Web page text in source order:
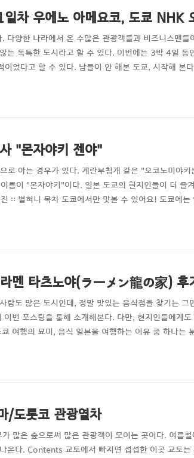
차 우에노 아메요코, 도쿄 NHK
다양한 나라에서 온 수많은 관광객들과 비즈니스맨
는 독특한 도시라고 할 수 있다. 이번에는 3박 4일 동
이었다고 할 수 있다. 남들이 안 해본 도쿄, 시작해 본
르게 차디찬 서울의 공기가 몸속으로 느껴진다. 그
"몬자야키 젠야"
로 아는 경우가 있다. 계란부침개 같은 "오코노미야
름이 "몬자야키"이다. 일본 도쿄의 현지인들이 더 즐
:: 별혀니 목차 도쿄에서만 맛볼 수 있어요! 도쿄에는
있는 음식들은 워낙 많아서 어떤 것을 선택해야 할
멘 타츠노야(ラーメン龍の家) 후
람도 많은 도시인데, 정말 맛있는 음식점을 찾기는
번 포스팅을 통해 소개해본다. 다만, 현지인들에게
여행의 묘미, 음식 일본을 여행하는 이유 중 하나는
사람들에게 맞는 입맛을 가진 음식들이 다양해서 더
/도롯코 관광열차
많은 숲으로써 많은 관광객이 모이는 곳이다. 여름
온다. Contents 교토에서 빠지면 섭섭한 이곳 교토는